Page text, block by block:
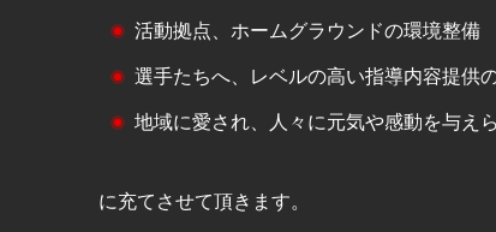
活動拠点、ホームグラウンドの環境整備
選手たちへ、レベルの高い指導内容提供
地域に愛され、人々に元気や感動を与え
に充てさせて頂きます。